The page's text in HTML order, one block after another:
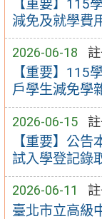
【重要】115
減免及就學費
2026-06-18
【重要】115
戶學生減免學
2026-06-15
【重要】公
試入學登記錄
2026-06-11
臺北市立高級